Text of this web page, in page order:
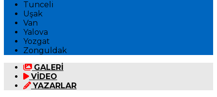
Tunceli
Uşak
Van
Yalova
Yozgat
Zonguldak
GALERİ
VİDEO
YAZARLAR